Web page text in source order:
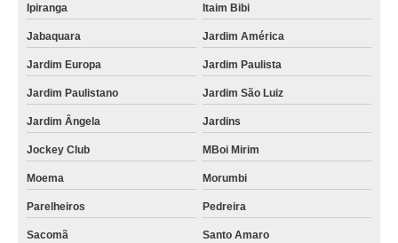
Ipiranga Itaim Bibi
Jabaquara Jardim América
Jardim Europa Jardim Paulista
Jardim Paulistano Jardim São Luiz
Jardim Ângela Jardins
Jockey Club MBoi Mirim
Moema Morumbi
Parelheiros Pedreira
Sacomã Santo Amaro